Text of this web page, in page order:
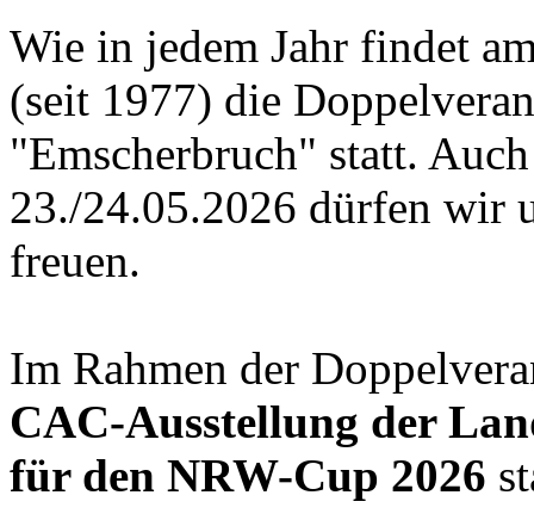
Wie in jedem Jahr findet
(seit 1977) die
"Emscherbruch" statt.
23./24.05.2026 dürfen wir
freuen.
Im Rahmen der
CAC-Ausstellung der
für den NRW-Cup 2026